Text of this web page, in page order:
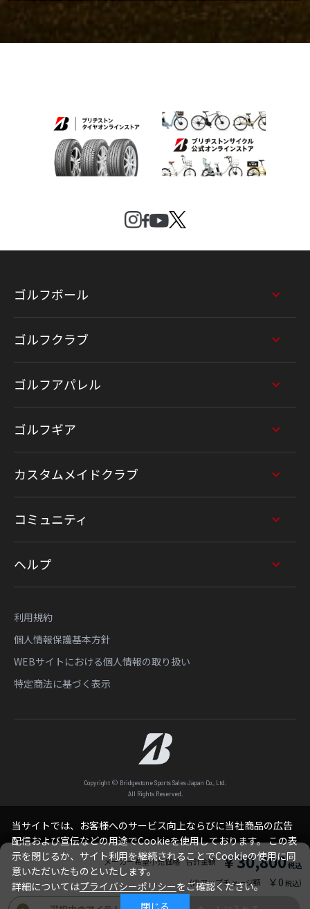
メーカー希望小売価格 合計金額 ￥30,800
(内アップチャージ額 ￥0 )
ゴルフボール
ゴルフクラブ
ゴルフアパレル
ゴルフギア
カスタムメイドクラブ
コミュニティ
ヘルプ
利用規約
個人情報保護基本方針
WEBサイトにおける個人情報の取り扱い
特定商法に基づく表示
Copyright © Bridgestone Sports Sales Japan Co., Ltd.
All Rights Reserved.
当サイトでは、お客様へのサービス向上ならびに当社商品の広告
配信および宣伝などの用途でCookieを使用しております。 この表
示を閉じるか、サイト利用を継続されることでCookieの使用に同
意いただいたものといたします。
詳細についてはプライバシーポリシーをご確認ください。